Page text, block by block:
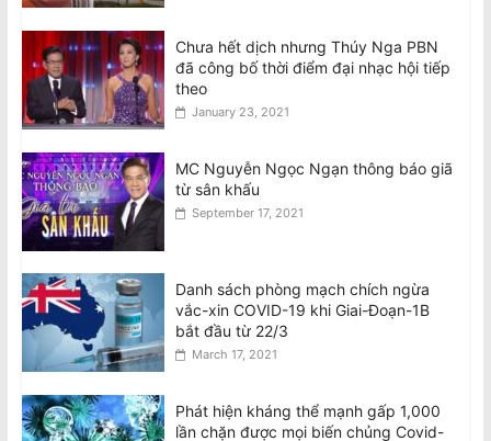
Chưa hết dịch nhưng Thúy Nga PBN
đã công bố thời điểm đại nhạc hội tiếp
theo
January 23, 2021
MC Nguyễn Ngọc Ngạn thông báo giã
từ sân khấu
September 17, 2021
Danh sách phòng mạch chích ngừa
vắc-xin COVID-19 khi Giai-Đoạn-1B
bắt đầu từ 22/3
March 17, 2021
Phát hiện kháng thể mạnh gấp 1,000
lần chặn được mọi biến chủng Covid-